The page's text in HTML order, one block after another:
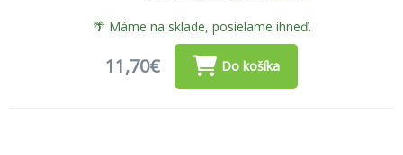
🌴 Máme na sklade, posielame ihneď.
11,70€ Do košíka